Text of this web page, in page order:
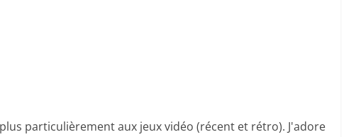
particulièrement aux jeux vidéo (récent et rétro). J'adore